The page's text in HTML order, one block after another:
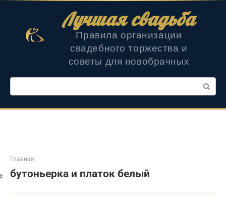
Лучшая свадьба
Правила организации
свадебного торжества и
советы для новобрачных
Поиск:
Главная
бутоньерка и платок белый